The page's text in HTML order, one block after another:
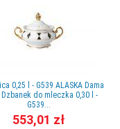
0,25 l - G539 ALASKA Dama
Dzbanek do mleczka 0,30 l -
G539...
553,01 zł